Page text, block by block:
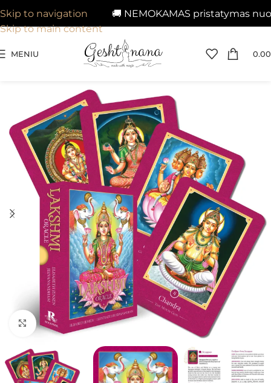
🚚 NEMOKAMAS pristatymas nuo
Skip to navigation
Skip to main content
MENIU 0.00
Spustelėkite, kad padidintumėte